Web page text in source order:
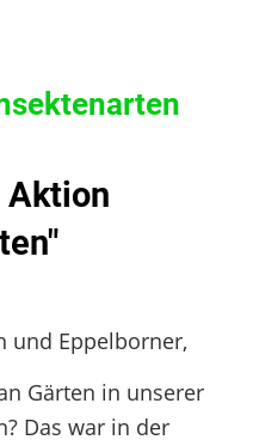
Aktion
und Eppelborner,
Gärten in unserer
Das war in der